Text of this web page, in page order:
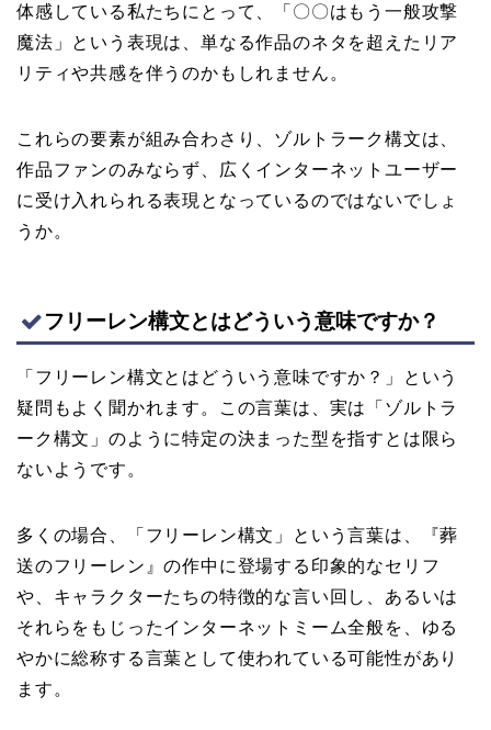
体感している私たちにとって、「〇〇はもう一般攻撃
魔法」という表現は、単なる作品のネタを超えたリア
リティや共感を伴うのかもしれません。
これらの要素が組み合わさり、ゾルトラーク構文は、
作品ファンのみならず、広くインターネットユーザー
に受け入れられる表現となっているのではないでしょ
うか。
フリーレン構文とはどういう意味ですか？
「フリーレン構文とはどういう意味ですか？」という
疑問もよく聞かれます。この言葉は、実は「ゾルトラ
ーク構文」のように特定の決まった型を指すとは限ら
ないようです。
多くの場合、「フリーレン構文」という言葉は、『葬
送のフリーレン』の作中に登場する印象的なセリフ
や、キャラクターたちの特徴的な言い回し、あるいは
それらをもじったインターネットミーム全般を、ゆる
やかに総称する言葉として使われている可能性があり
ます。